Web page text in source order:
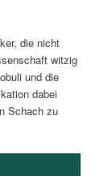
die nicht
witzig
und die
dabei
Schach zu